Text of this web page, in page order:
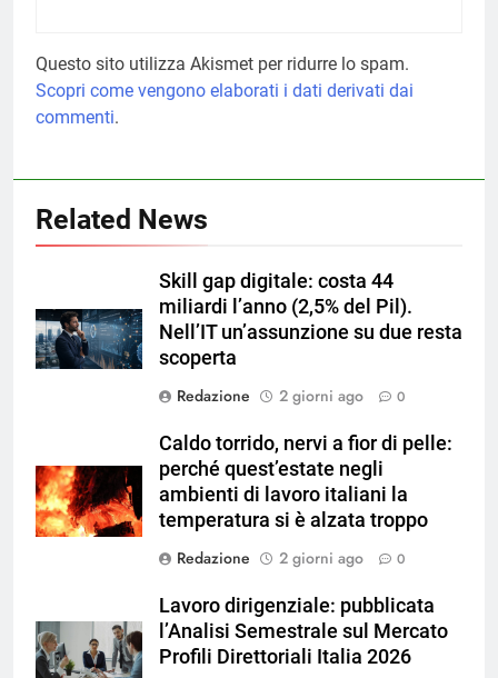
Questo sito utilizza Akismet per ridurre lo spam.
Scopri come vengono elaborati i dati derivati dai
commenti.
Related News
Skill gap digitale: costa 44
miliardi l’anno (2,5% del Pil).
Nell’IT un’assunzione su due resta
scoperta
Redazione
2 giorni ago 0
Caldo torrido, nervi a fior di pelle:
perché quest’estate negli
ambienti di lavoro italiani la
temperatura si è alzata troppo
Redazione
2 giorni ago 0
Lavoro dirigenziale: pubblicata
l’Analisi Semestrale sul Mercato
Profili Direttoriali Italia 2026